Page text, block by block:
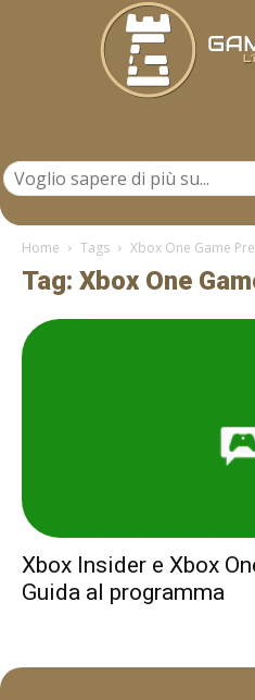
Home Tags Xbox One Game
Tag: Xbox One
Xbox Insider e Xbox
Guida al programma